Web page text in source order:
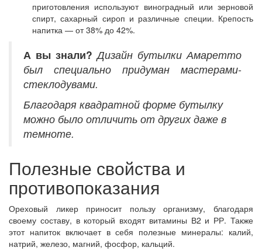
приготовления используют виноградный или зерновой
спирт, сахарный сироп и различные специи. Крепость
напитка — от 38% до 42%.
А вы знали? Дизайн бутылки Амаретто
был специально придуман мастерами-
стеклодувами.
Благодаря квадратной форме бутылку
можно было отличить от других даже в
темноте.
Полезные свойства и
противопоказания
Ореховый ликер приносит пользу организму, благодаря
своему составу, в который входят витамины В2 и РР. Также
этот напиток включает в себя полезные минералы: калий,
натрий, железо, магний, фосфор, кальций.